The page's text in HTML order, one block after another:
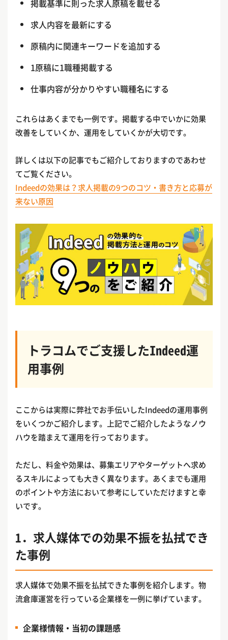
掲載基準に則った求人原稿を載せる
求人内容を最新にする
原稿内に関連キーワードを追加する
1原稿に1職種掲載する
仕事内容が分かりやすい職種名にする
これらはあくまでも一例です。掲載する中でいかに効果
改善をしていくか、運用をしていくかが大切です。
詳しくは以下の記事でもご紹介しておりますのであわせ
てご覧ください。
Indeedの効果は？求人掲載の9つのコツ・書き方と応募が
来ない原因
トラコムでご支援したIndeed運
用事例
ここからは実際に弊社でお手伝いしたIndeedの運用事例
をいくつかご紹介します。上記でご紹介したようなノウ
ハウを踏まえて運用を行っております。
ただし、料金や効果は、募集エリアやターゲットへ求め
るスキルによっても大きく異なります。あくまでも運用
のポイントや方法において参考にしていただけますと幸
いです。
1．求人媒体での効果不振を払拭でき
た事例
求人媒体で効果不振を払拭できた事例を紹介します。物
流倉庫運営を行っている企業様を一例に挙げています。
企業様情報・当初の課題感